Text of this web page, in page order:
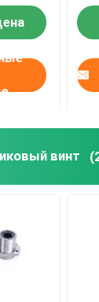
4 мм
мм
винт